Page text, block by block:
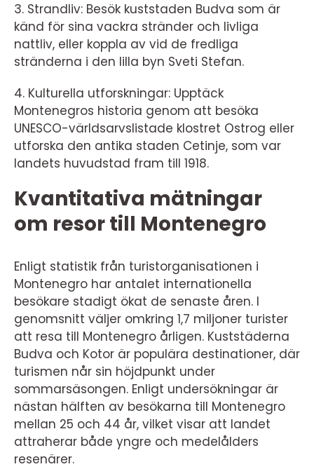
3. Strandliv: Besök kuststaden Budva som är
känd för sina vackra stränder och livliga
nattliv, eller koppla av vid de fredliga
stränderna i den lilla byn Sveti Stefan.
4. Kulturella utforskningar: Upptäck
Montenegros historia genom att besöka
UNESCO-världsarvslistade klostret Ostrog eller
utforska den antika staden Cetinje, som var
landets huvudstad fram till 1918.
Kvantitativa mätningar
om resor till Montenegro
Enligt statistik från turistorganisationen i
Montenegro har antalet internationella
besökare stadigt ökat de senaste åren. I
genomsnitt väljer omkring 1,7 miljoner turister
att resa till Montenegro årligen. Kuststäderna
Budva och Kotor är populära destinationer, där
turismen når sin höjdpunkt under
sommarsäsongen. Enligt undersökningar är
nästan hälften av besökarna till Montenegro
mellan 25 och 44 år, vilket visar att landet
attraherar både yngre och medelålders
resenärer.